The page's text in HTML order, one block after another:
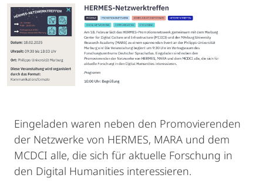
Eingeladen waren neben den Promovierenden
der Netzwerke von HERMES, MARA und dem
MCDCI alle, die sich für aktuelle Forschung in
den Digital Humanities interessieren.